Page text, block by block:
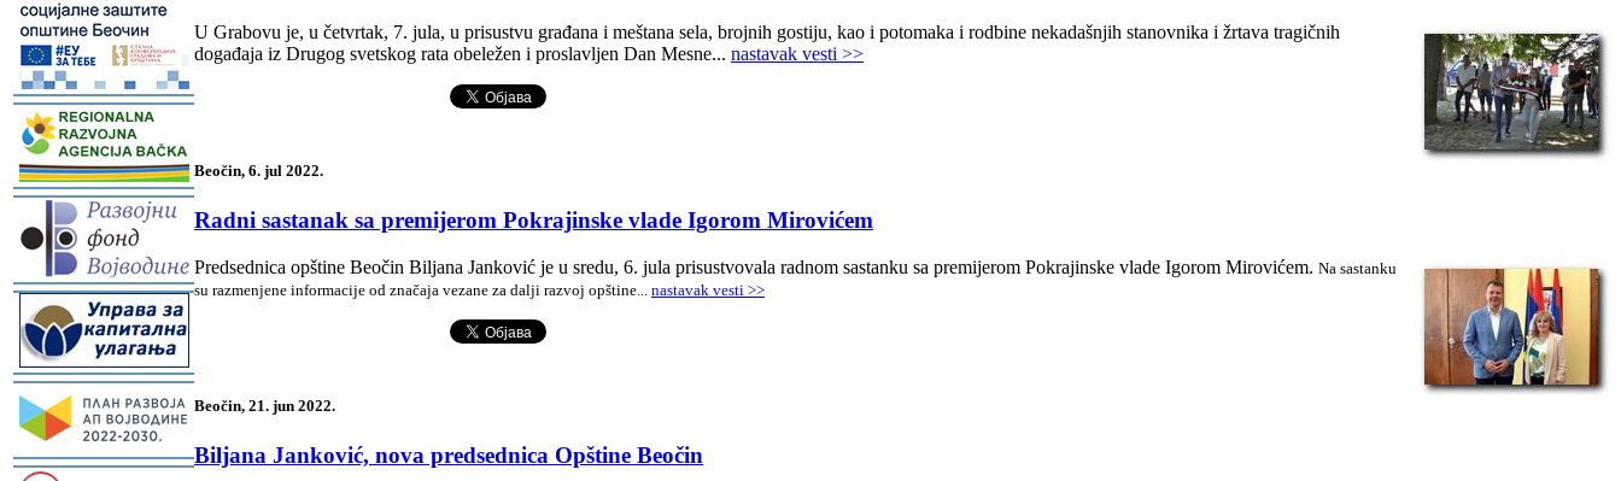
-
-
-
-
-
U Grabovu je, u četvrtak, 7. jula, u prisustvu građana i meštana sela, brojnih gostiju, kao i potomaka i rodbine nekadašnjih stanovnika i žrtava tragičnih
događaja iz Drugog svetskog rata obeležen i proslavljen Dan Mesne... nastavak vesti >>
Beočin, 6. jul 2022.
Radni sastanak sa premijerom Pokrajinske vlade Igorom Mirovićem
Predsednica opštine Beočin Biljana Janković je u sredu, 6. jula prisustvovala radnom sastanku sa premijerom Pokrajinske vlade Igorom Mirovićem. Na sastanku
su razmenjene informacije od značaja vezane za dalji razvoj opštine... nastavak vesti >>
Beočin, 21. jun 2022.
Biljana Janković, nova predsednica Opštine Beočin